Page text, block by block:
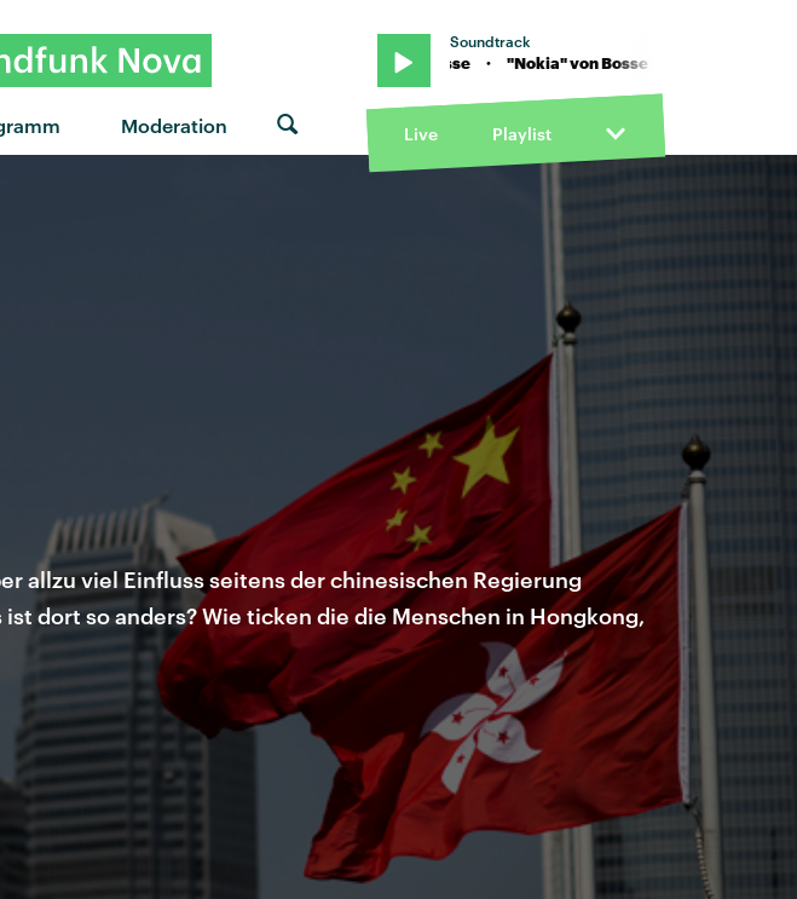
Moderation
Soundtrack
"Nokia" von Bosse · "Nokia" von Bosse · "Nokia" von Bosse
Live Playlist
allzu viel Einfluss seitens der chinesischen Regierung
dort so anders? Wie ticken die die Menschen in Hongkong,